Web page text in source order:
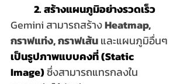
	2. สร้างแผนภูมิอย่างรวดเร็ว
Gemini สามารถสร้าง Heatmap,
กราฟแท่ง, กราฟเส้น และแผนภูมิอื่นๆ
เป็นรูปภาพแบบคงที่ (Static
Image) ซึ่งสามารถแทรกลงใน